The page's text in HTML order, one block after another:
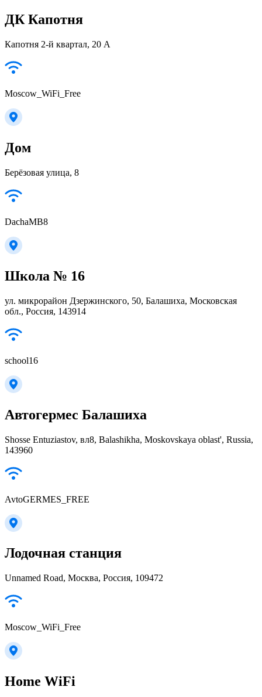
ДК Капотня
Капотня 2-й квартал, 20 А
Moscow_WiFi_Free
Дом
Берёзовая улица, 8
DachaMB8
Школа № 16
ул. микрорайон Дзержинского, 50, Балашиха, Московская
обл., Россия, 143914
school16
Автогермес Балашиха
Shosse Entuziastov, вл8, Balashikha, Moskovskaya oblast', Russia,
143960
AvtoGERMES_FREE
Лодочная станция
Unnamed Road, Москва, Россия, 109472
Moscow_WiFi_Free
Home WiFi